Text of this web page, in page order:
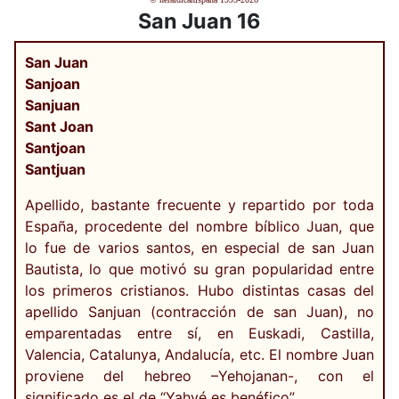
San Juan 16
San Juan
Sanjoan
Sanjuan
Sant Joan
Santjoan
Santjuan
Apellido, bastante frecuente y repartido por toda
España, procedente del nombre bíblico Juan, que
lo fue de varios santos, en especial de san Juan
Bautista, lo que motivó su gran popularidad entre
los primeros cristianos. Hubo distintas casas del
apellido Sanjuan (contracción de san Juan), no
emparentadas entre sí, en Euskadi, Castilla,
Valencia, Catalunya, Andalucía, etc. El nombre Juan
proviene del hebreo –Yehojanan-, con el